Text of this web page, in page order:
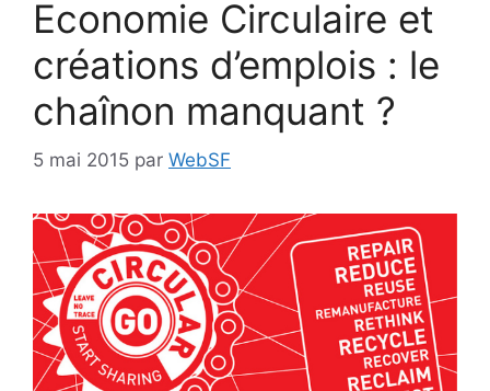
Economie Circulaire et
créations d’emplois : le
chaînon manquant ?
5 mai 2015 par WebSF